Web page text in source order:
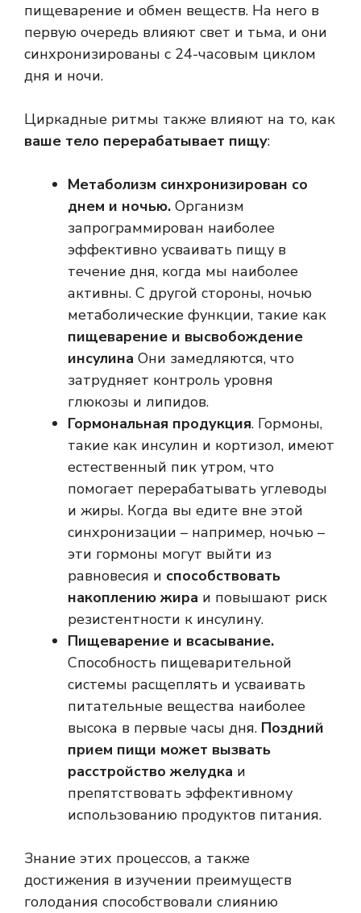
пищеварение и обмен веществ. На него в
первую очередь влияют свет и тьма, и они
синхронизированы с 24-часовым циклом
дня и ночи.
Циркадные ритмы также влияют на то, как
ваше тело перерабатывает пищу:
Метаболизм синхронизирован со
днем ​​и ночью. Организм
запрограммирован наиболее
эффективно усваивать пищу в
течение дня, когда мы наиболее
активны. С другой стороны, ночью
метаболические функции, такие как
пищеварение и высвобождение
инсулина Они замедляются, что
затрудняет контроль уровня
глюкозы и липидов.
Гормональная продукция. Гормоны,
такие как инсулин и кортизол, имеют
естественный пик утром, что
помогает перерабатывать углеводы
и жиры. Когда вы едите вне этой
синхронизации – например, ночью –
эти гормоны могут выйти из
равновесия и способствовать
накоплению жира и повышают риск
резистентности к инсулину.
Пищеварение и всасывание.
Способность пищеварительной
системы расщеплять и усваивать
питательные вещества наиболее
высока в первые часы дня. Поздний
прием пищи может вызвать
расстройство желудка и
препятствовать эффективному
использованию продуктов питания.
Знание этих процессов, а также
достижения в изучении преимуществ
голодания способствовали слиянию